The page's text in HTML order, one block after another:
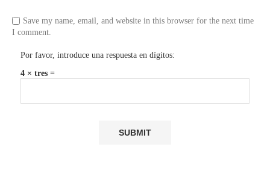
Save my name, email, and website in this browser for the next time
I comment.
Por favor, introduce una respuesta en dígitos:
4 × tres =